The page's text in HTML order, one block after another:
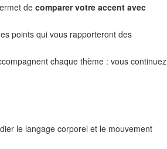
decomparer votre accent avec
points qui vous rapporteront des
chaque thème : vous continuez
le langage corporel et le mouvement